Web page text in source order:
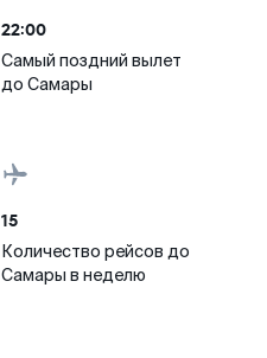
22:00
Самый поздний вылет
до Самары
15
Количество рейсов до
Самары в неделю